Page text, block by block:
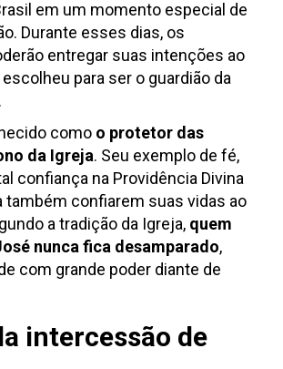
em um momento especial de
Durante esses dias, os
entregar suas intenções ao
para ser o guardião da
como o protetor das
da Igreja. Seu exemplo de fé,
confiança na Providência Divina
também confiarem suas vidas ao
a tradição da Igreja, quem
nunca fica desamparado,
com grande poder diante de
intercessão de